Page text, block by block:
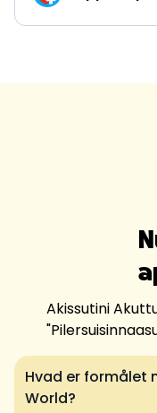
Akissutini
"
Hvad er formålet
World?